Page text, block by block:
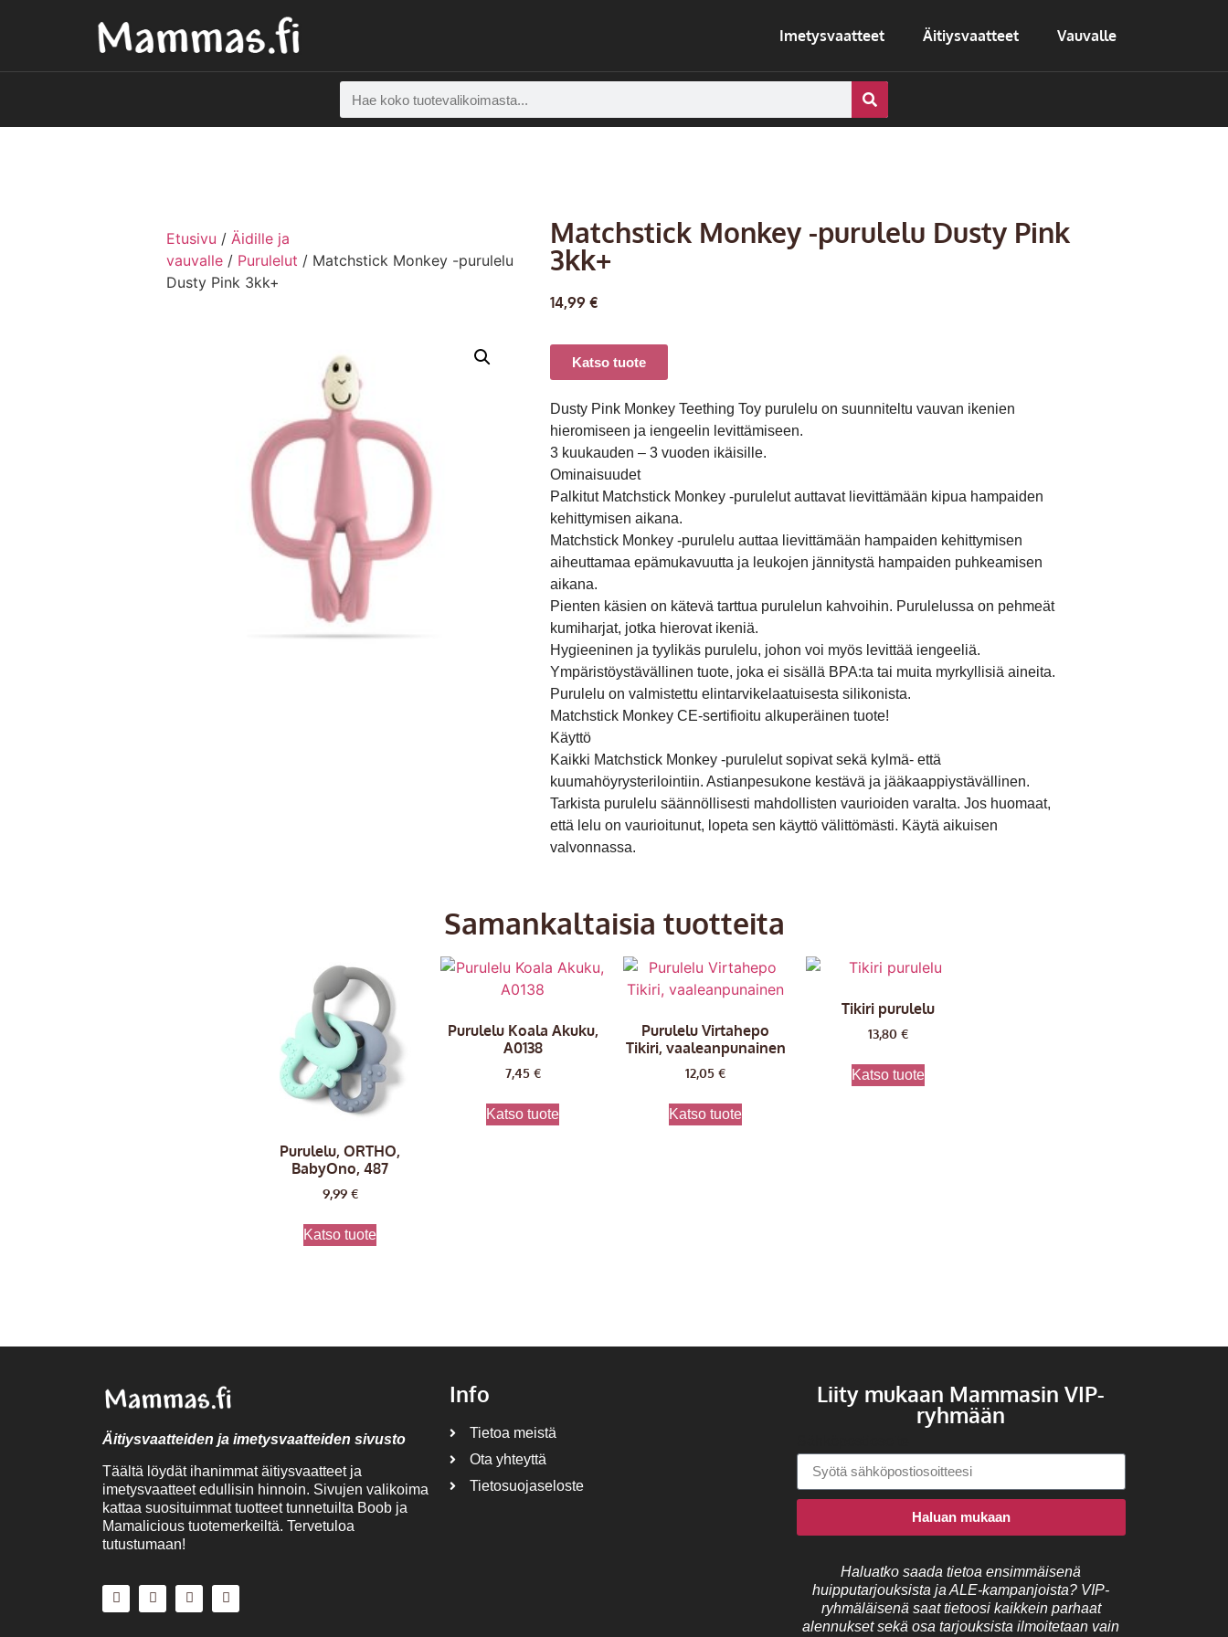
Imetysvaatteet Äitiysvaatteet Vauvalle
Etusivu / Äidille ja
vauvalle / Purulelut / Matchstick Monkey -purulelu
Dusty Pink 3kk+
Matchstick Monkey -purulelu Dusty Pink
3kk+
14,99 €
Katso tuote
Dusty Pink Monkey Teething Toy purulelu on suunniteltu vauvan ikenien
hieromiseen ja iengeelin levittämiseen.
3 kuukauden – 3 vuoden ikäisille.
Ominaisuudet
Palkitut Matchstick Monkey -purulelut auttavat lievittämään kipua hampaiden
kehittymisen aikana.
Matchstick Monkey -purulelu auttaa lievittämään hampaiden kehittymisen
aiheuttamaa epämukavuutta ja leukojen jännitystä hampaiden puhkeamisen
aikana.
Pienten käsien on kätevä tarttua purulelun kahvoihin. Purulelussa on pehmeät
kumiharjat, jotka hierovat ikeniä.
Hygieeninen ja tyylikäs purulelu, johon voi myös levittää iengeeliä.
Ympäristöystävällinen tuote, joka ei sisällä BPA:ta tai muita myrkyllisiä aineita.
Purulelu on valmistettu elintarvikelaatuisesta silikonista.
Matchstick Monkey CE-sertifioitu alkuperäinen tuote!
Käyttö
Kaikki Matchstick Monkey -purulelut sopivat sekä kylmä- että
kuumahöyrysterilointiin. Astianpesukone kestävä ja jääkaappiystävällinen.
Tarkista purulelu säännöllisesti mahdollisten vaurioiden varalta. Jos huomaat,
että lelu on vaurioitunut, lopeta sen käyttö välittömästi. Käytä aikuisen
valvonnassa.
Samankaltaisia tuotteita
Purulelu, ORTHO,
BabyOno, 487
9,99 €
Katso tuote
Purulelu Koala Akuku,
A0138
7,45 €
Katso tuote
Purulelu Virtahepo
Tikiri, vaaleanpunainen
12,05 €
Katso tuote
Tikiri purulelu
13,80 €
Katso tuote
Äitiysvaatteiden ja imetysvaatteiden sivusto
Täältä löydät ihanimmat äitiysvaatteet ja
imetysvaatteet edullisin hinnoin. Sivujen valikoima
kattaa suosituimmat tuotteet tunnetuilta Boob ja
Mamalicious tuotemerkeiltä. Tervetuloa
tutustumaan!
Info
Tietoa meistä
Ota yhteyttä
Tietosuojaseloste
Liity mukaan Mammasin VIP-
ryhmään
Haluan mukaan
Haluatko saada tietoa ensimmäisenä
huipputarjouksista ja ALE-kampanjoista? VIP-
ryhmäläisenä saat tietoosi kaikkein parhaat
alennukset sekä osa tarjouksista ilmoitetaan vain